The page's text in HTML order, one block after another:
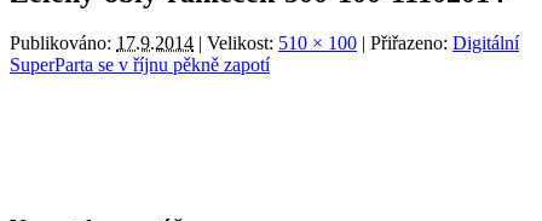
Publikováno: 17.9.2014 | Velikost: 510 × 100 | Přiřazeno: Digitální
SuperParta se v říjnu pěkně zapotí